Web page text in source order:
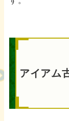
アイアム